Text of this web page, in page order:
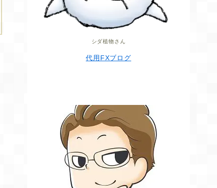
シダ植物さん
代用FXブログ